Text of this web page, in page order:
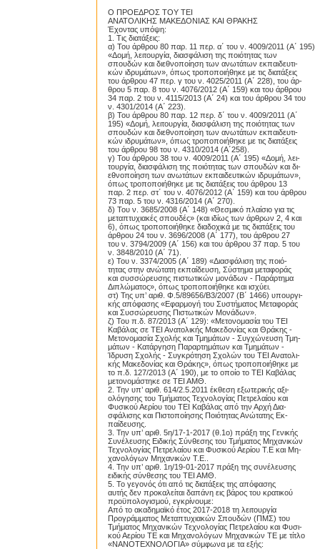
Ο ΠΡΟΕΔΡΟΣ ΤΟΥ ΤΕΙ
ΑΝΑΤΟΛΙΚΗΣ ΜΑΚΕΔΟΝΙΑΣ ΚΑΙ ΘΡΑΚΗΣ
Έχοντας υπόψη:
1. Τις διατάξεις:
α) Του άρθρου 80 παρ. 11 περ. α΄ του ν. 4009/2011 (A΄ 195)
«Δομή, λειτουργία, διασφάλιση της ποιότητας των
σπουδών και διεθνοποίηση των ανωτάτων εκπαιδευτι-
κών ιδρυμάτων», όπως τροποποιήθηκε με τις διατάξεις
του άρθρου 47 περ. γ του ν. 4025/2011 (A΄ 228), του άρ-
θρου 5 παρ. 8 του ν. 4076/2012 (A΄ 159) και του άρθρου
34 παρ. 2 του ν. 4115/2013 (A΄ 24) και του άρθρου 34 του
ν. 4301/2014 (A΄ 223).
β) Του άρθρου 80 παρ. 12 περ. δ΄ του ν. 4009/2011 (A΄
195) «Δομή, λειτουργία, διασφάλιση της ποιότητας των
σπουδών και διεθνοποίηση των ανωτάτων εκπαιδευτι-
κών ιδρυμάτων», όπως τροποποιήθηκε με τις διατάξεις
του άρθρου 98 του ν. 4310/2014 (A΄258).
γ) Του άρθρου 38 του ν. 4009/2011 (A΄ 195) «Δομή, λει-
τουργία, διασφάλιση της ποιότητας των σπουδών και δι-
εθνοποίηση των ανωτάτων εκπαιδευτικών ιδρυμάτων»,
όπως τροποποιήθηκε με τις διατάξεις του άρθρου 13
παρ. 2 περ. στ΄ του ν. 4076/2012 (A΄ 159) και του άρθρου
73 παρ. 5 του ν. 4316/2014 (A΄ 270).
δ) Του ν. 3685/2008 (A΄ 148) «Θεσμικό πλαίσιο για τις
μεταπτυχιακές σπουδές» (και ιδίως των άρθρων 2, 4 και
6), όπως τροποποιήθηκε διαδοχικά με τις διατάξεις του
άρθρου 24 του ν. 3696/2008 (A΄ 177), του άρθρου 27
του ν. 3794/2009 (A΄ 156) και του άρθρου 37 παρ. 5 του
ν. 3848/2010 (A΄ 71).
ε) Του ν. 3374/2005 (A΄ 189) «Διασφάλιση της ποιό-
τητας στην ανώτατη εκπαίδευση, Σύστημα μεταφοράς
και συσσώρευσης πιστωτικών μονάδων - Παράρτημα
Διπλώματος», όπως τροποποιήθηκε και ισχύει.
στ) Της υπ’ αριθ. Φ.5/89656/Β3/2007 (Β΄ 1466) υπουργι-
κής απόφασης «Εφαρμογή του Συστήματος Μεταφοράς
και Συσσώρευσης Πιστωτικών Μονάδων».
ζ) Του π.δ. 87/2013 (A΄ 129): «Μετονομασία του ΤΕΙ
Καβάλας σε ΤΕΙ Ανατολικής Μακεδονίας και Θράκης -
Μετονομασία Σχολής και Τμημάτων - Συγχώνευση Τμη-
μάτων - Κατάργηση Παραρτημάτων και Τμημάτων -
Ίδρυση Σχολής - Συγκρότηση Σχολών του ΤΕΙ Ανατολι-
κής Μακεδονίας και Θράκης», όπως τροποποιήθηκε με
το π.δ. 127/2013 (A΄ 190), με το οποίο το ΤΕΙ Καβάλας
μετονομάστηκε σε ΤΕΙ ΑΜΘ.
2. Την υπ’ αριθ. 614/2.5.2011 έκθεση εξωτερικής αξι-
ολόγησης του Τμήματος Τεχνολογίας Πετρελαίου και
Φυσικού Αερίου του ΤΕΙ Καβάλας από την Αρχή Δια-
σφάλισης και Πιστοποίησης Ποιότητας Ανώτατης Εκ-
παίδευσης.
3. Την υπ’ αριθ. 5η/17-1-2017 (θ.1ο) πράξη της Γενικής
Συνέλευσης Ειδικής Σύνθεσης του Τμήματος Μηχανικών
Τεχνολογίας Πετρελαίου και Φυσικού Αερίου Τ.Ε και Μη-
χανολόγων Μηχανικών Τ.Ε..
4. Την υπ’ αριθ. 1η/19-01-2017 πράξη της συνέλευσης
ειδικής σύνθεσης του ΤΕΙ ΑΜΘ.
5. Το γεγονός ότι από τις διατάξεις της απόφασης
αυτής δεν προκαλείται δαπάνη εις βάρος του κρατικού
προϋπολογισμού, εγκρίνουμε:
Από το ακαδημαϊκό έτος 2017-2018 τη λειτουργία
Προγράμματος Μεταπτυχιακών Σπουδών (ΠΜΣ) του
Τμήματος Μηχανικών Τεχνολογίας Πετρελαίου και Φυσι-
κού Αερίου ΤΕ και Μηχανολόγων Μηχανικών ΤΕ με τίτλο
«ΝΑΝΟΤΕΧΝΟΛΟΓΙΑ» σύμφωνα με τα εξής: